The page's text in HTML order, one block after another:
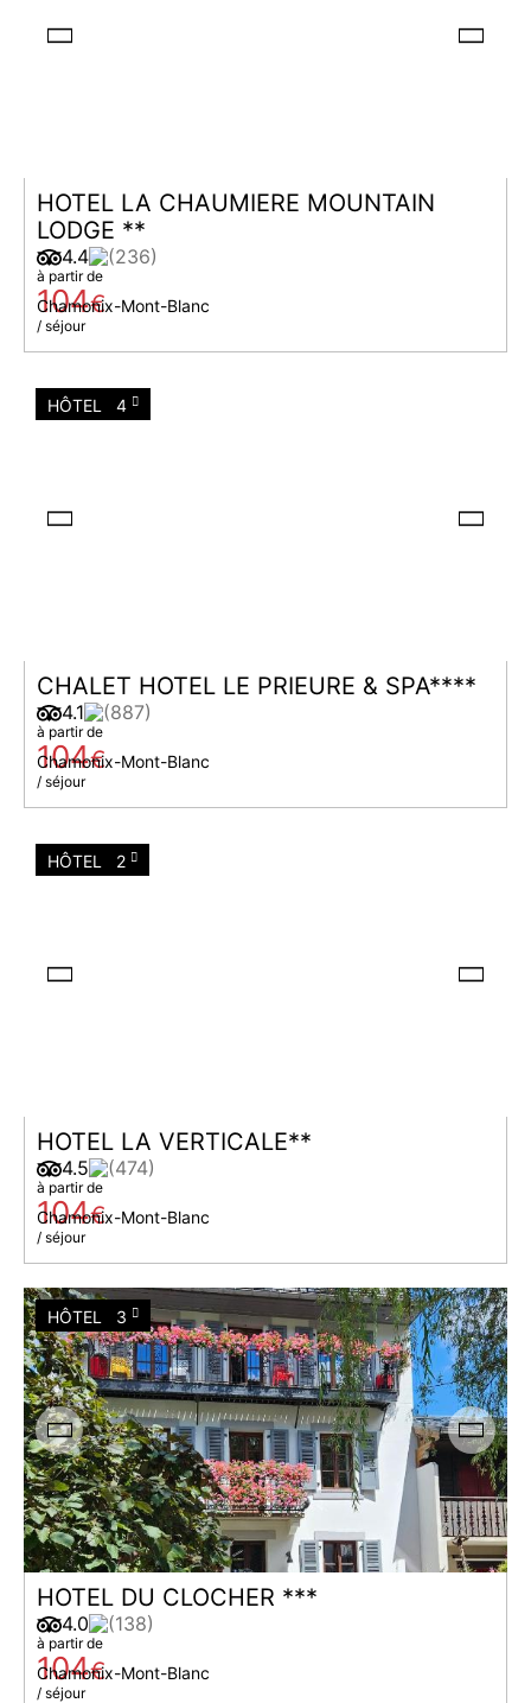
HOTEL LA CHAUMIERE MOUNTAIN
LODGE **
Chamonix-Mont-Blanc
4.4 (236)
à partir de
104€
/ séjour
HÔTEL 4
CHALET HOTEL LE PRIEURE & SPA****
Chamonix-Mont-Blanc
4.1 (887)
à partir de
104€
/ séjour
HÔTEL 2
HOTEL LA VERTICALE**
Chamonix-Mont-Blanc
4.5 (474)
à partir de
104€
/ séjour
HÔTEL 3
HOTEL DU CLOCHER ***
Chamonix-Mont-Blanc
4.0 (138)
à partir de
104€
/ séjour